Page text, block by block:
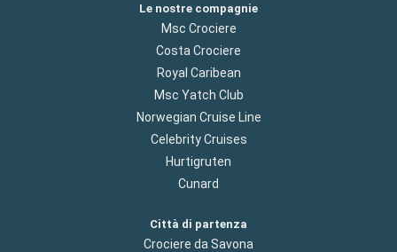
Le nostre compagnie
Msc Crociere
Costa Crociere
Royal Caribean
Msc Yatch Club
Norwegian Cruise Line
Celebrity Cruises
Hurtigruten
Cunard
Città di partenza
Crociere da Savona